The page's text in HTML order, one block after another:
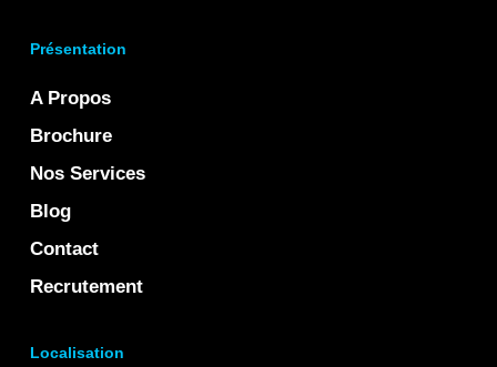
Présentation
A Propos
Brochure
Nos Services
Blog
Contact
Recrutement
Localisation